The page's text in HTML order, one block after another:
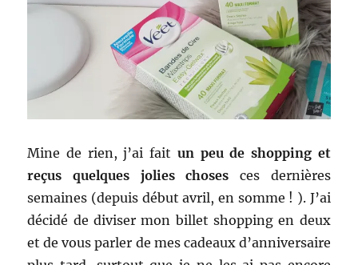
Mine de rien, j’ai fait un peu de shopping et
reçus quelques jolies choses ces dernières
semaines (depuis début avril, en somme ! ). J’ai
décidé de diviser mon billet shopping en deux
et de vous parler de mes cadeaux d’anniversaire